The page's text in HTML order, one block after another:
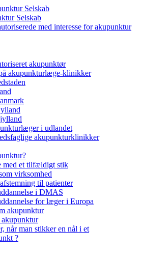
Selskab
med interesse for akupunktur
akupunktør
akupunkturlæge-klinikker
i udlandet
akupunkturklinikker
med et tilfældigt stik
virksomhed
til patienter
i DMAS
for læger i Europa
akupunktur
når man stikker en nål i et
?